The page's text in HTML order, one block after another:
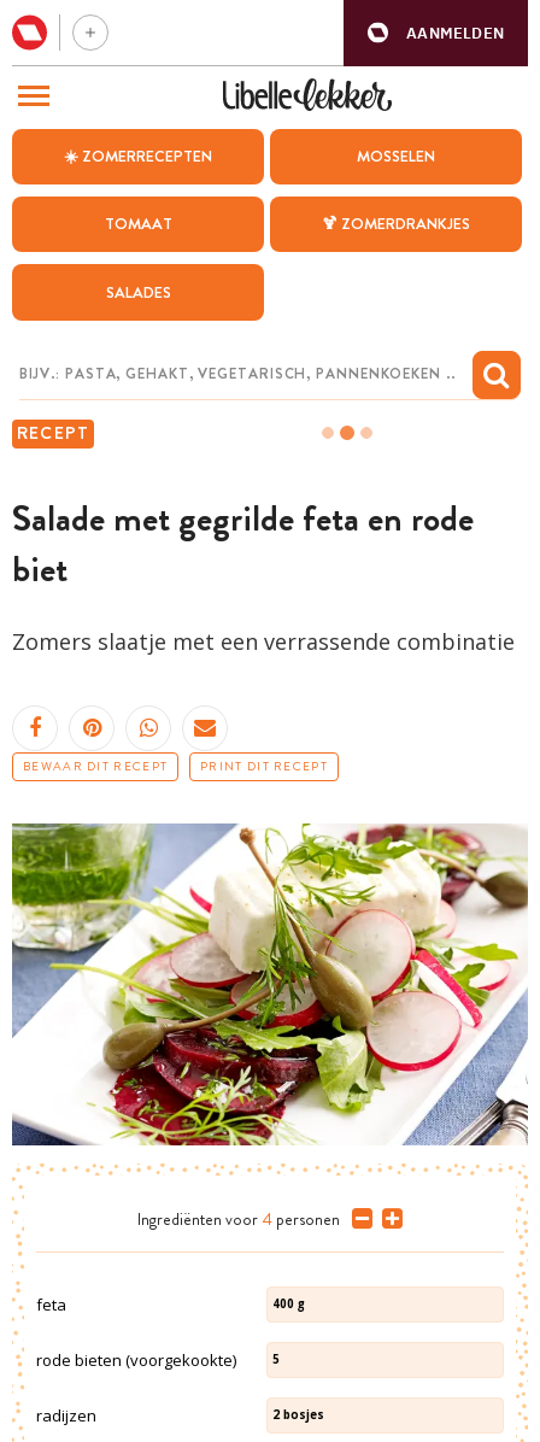
AANMELDEN
☀️ ZOMERRECEPTEN MOSSELEN
TOMAAT 🍹 ZOMERDRANKJES
SALADES
RECEPT
Salade met gegrilde feta en rode
biet
Zomers slaatje met een verrassende combinatie
BEWAAR DIT RECEPT PRINT DIT RECEPT
Ingrediënten voor 4 personen
feta 400 g
rode bieten (voorgekookte) 5
radijzen 2 bosjes
BEZOEK ONZE ANDERE WEBSITES
WEEKMENU
CHAT MET MAIA
MIJN BEWAARDE RECEPTEN